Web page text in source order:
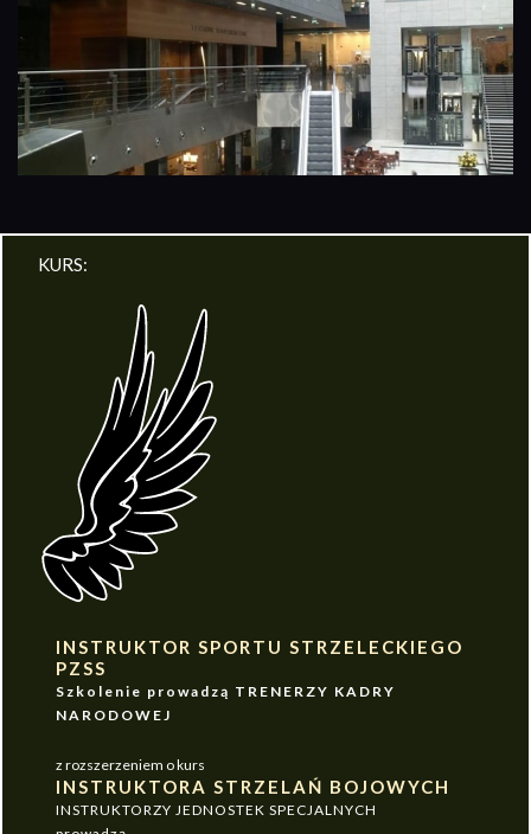
KURS:
INSTRUKTOR SPORTU STRZELECKIEGO
PZSS
Szkolenie prowadzą TRENERZY KADRY
NARODOWEJ
z rozszerzeniem o kurs
INSTRUKTORA STRZELAŃ BOJOWYCH
INSTRUKTORZY JEDNOSTEK SPECJALNYCH